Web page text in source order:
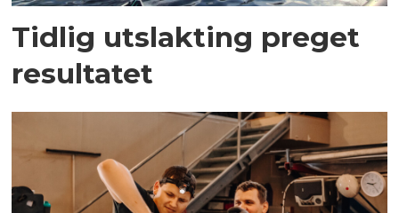
Tidlig utslakting preget
resultatet